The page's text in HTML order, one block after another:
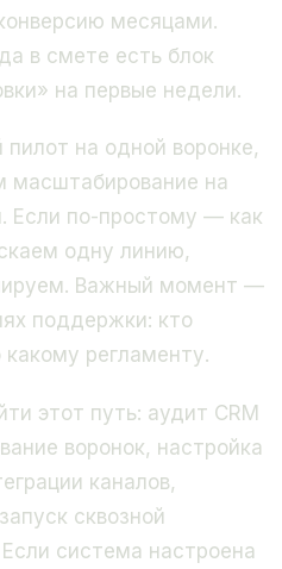
месяцами.
в смете есть блок
на первые недели.
на одной воронке,
масштабирование на
Если по-простому — как
одну линию,
Важный момент —
поддержки: кто
регламенту.
этот путь: аудит CRM
воронок, настройка
каналов,
сквозной
система настроена